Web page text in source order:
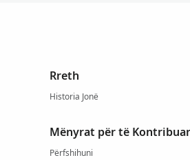
Rreth
Historia Jonë
Mënyrat për të Kontribuar
Përfshihuni